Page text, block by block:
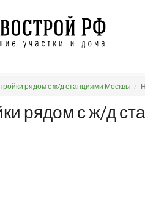
рядом с ж/д станциями Москвы
рядом с ж/д